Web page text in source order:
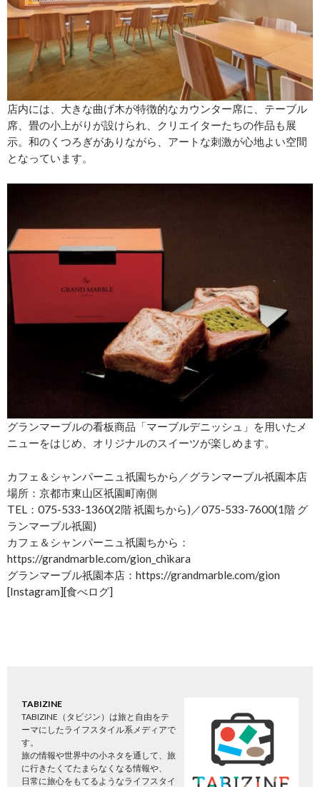
店内には、大きな曲げ木が特徴的なカウンター席に、テーブル
席、畳の小上がりが設けられ、クリエイターたちの作品も展
示。和のくつろぎがありながら、アートな刺激が心地よい空間
となっています。
グランマーブルの看板商品「マーブルデニッシュ」を用いたメ
ニューをはじめ、オリジナルのスイーツが楽しめます。
カフェ＆シャンパーニュ祇園ちから／グランマーブル祇園本店
場所：京都市東山区祇園町南側
TEL：075-533-1360(2階 祇園ちから)／075-533-7600(1階 グ
ランマーブル祇園)
カフェ＆シャンパーニュ祇園ちから：
https://grandmarble.com/gion_chikara
グランマーブル祇園本店：https://grandmarble.com/gion
[Instagram][食べログ]
TABIZINE
TABIZINE（タビジン）は旅と自由をテ
ーマにしたライフスタイル系メディアで
す。
旅の情報や世界中の小ネタを通して、旅
に行きたくてたまらなくなる情報や、
日常に旅心をもてるようなライフスタイ